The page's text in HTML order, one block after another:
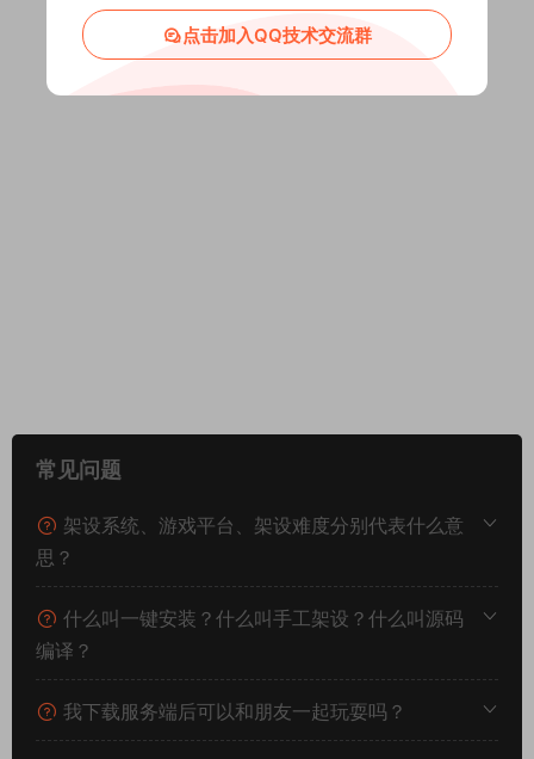
常见问题
架设系统、游戏平台、架设难度分别代表什么意
思？
什么叫一键安装？什么叫手工架设？什么叫源码
编译？
我下载服务端后可以和朋友一起玩耍吗？
点击加入QQ技术交流群